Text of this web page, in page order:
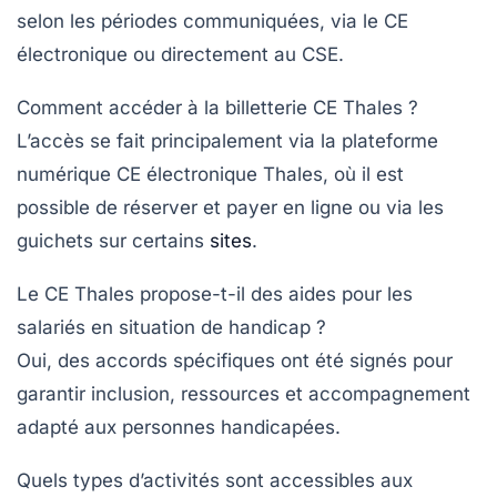
selon les périodes communiquées, via le CE
électronique ou directement au CSE.
Comment accéder à la billetterie CE Thales ?
L’accès se fait principalement via la plateforme
numérique CE électronique Thales, où il est
possible de réserver et payer en ligne ou via les
guichets sur certains sites.
Le CE Thales propose-t-il des aides pour les
salariés en situation de handicap ?
Oui, des accords spécifiques ont été signés pour
garantir inclusion, ressources et accompagnement
adapté aux personnes handicapées.
Quels types d’activités sont accessibles aux